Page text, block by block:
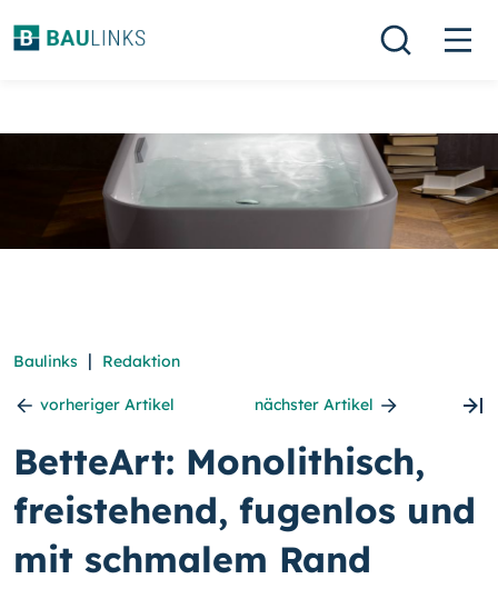
Baulinks | Redaktion
vorheriger Artikel nächster Artikel
BetteArt: Monolithisch,
freistehend, fugenlos und
mit schmalem Rand